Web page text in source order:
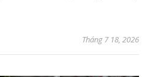
Tháng 7 18, 2026